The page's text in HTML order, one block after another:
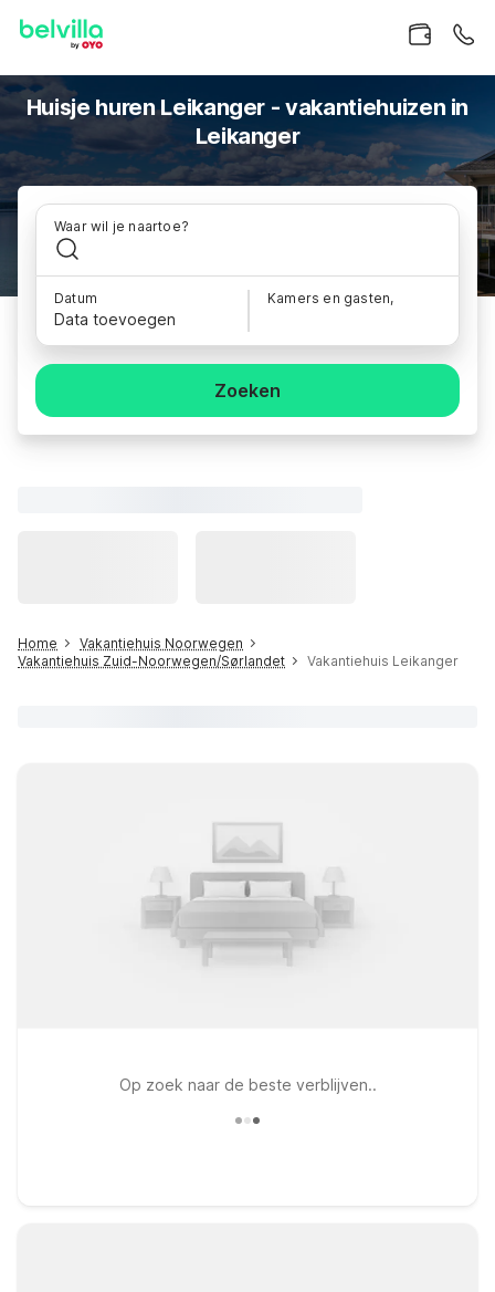
Huisje huren Leikanger - vakantiehuizen in
Leikanger
Waar wil je naartoe?
Datum
Data toevoegen
Kamers en gasten,
Zoeken
Home
Vakantiehuis Noorwegen
Vakantiehuis Zuid-Noorwegen/Sørlandet
Vakantiehuis Leikanger
Op zoek naar de beste verblijven..